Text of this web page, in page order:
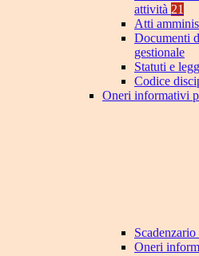
attività 21
Atti
Documenti
gestionale
Statuti e
Codice
Oneri informativi
Oneri